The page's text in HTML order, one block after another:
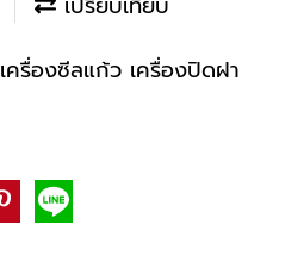
เครื่องซีลแก้ว เครื่องปิดฝา